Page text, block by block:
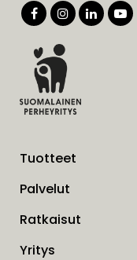
Tuotteet
Palvelut
Ratkaisut
Yritys